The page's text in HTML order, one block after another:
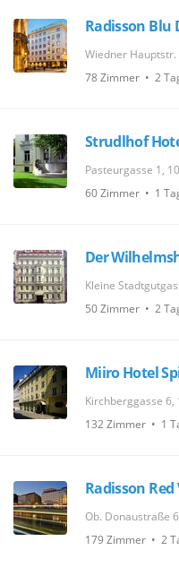
Radisson Blu
Wiedner Hauptstr.
78 Zimmer • 2
Strudlhof
Pasteurgasse 1,
60 Zimmer • 1
Der
Kleine
50 Zimmer • 2
Miiro Hotel
Kirchberggasse 6,
132 Zimmer • 1
Radisson
Ob. Donaustraße
179 Zimmer • 2